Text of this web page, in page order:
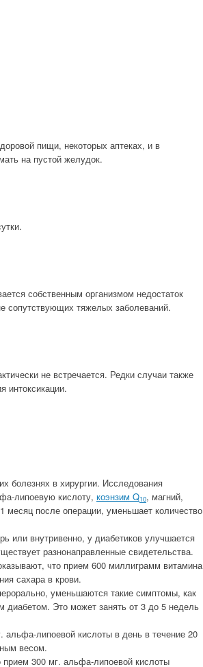
пищи, некоторых аптеках, и в
на пустой желудок.
собственным организмом недостаток
сопутствующих тяжелых заболеваний.
не встречается. Редки случаи также
интоксикации.
болезнях в хирургии. Исследования
липоевую кислоту, коэнзим Q10, магний,
после операции, уменьшает количество
или внутривенно, у диабетиков улучшается
разнонаправленные свидетельства.
что прием 600 миллиграмм витамина
сахара в крови.
уменьшаются такие симптомы, как
Это может занять от 3 до 5 недель
липоевой кислоты в день в течение 20
весом.
300 мг. альфа-липоевой кислоты